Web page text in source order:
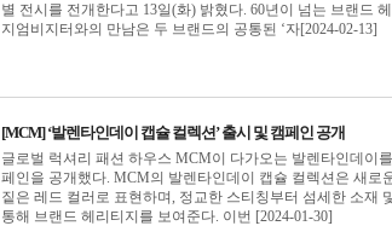
별 전시를 전개한다고 13일(화) 밝혔다. 60년이 넘는 브랜드
지엄비지터와의 만남은 두 브랜드의 공통된 ‘자[2024-02-13]
[MCM] ‘발렌타인데이 캡슐 컬렉션’ 출시 및 캠페인 공개
글로벌 럭셔리 패션 하우스 MCM이 다가오는 발렌타인데이
페인을 공개했다. MCM의 발렌타인데이 캡슐 컬렉션은 새로
짙은 레드 컬러로 표현하며, 정교한 스티칭부터 섬세한 소재
통해 브랜드 헤리티지를 보여준다. 이번 [2024-01-30]